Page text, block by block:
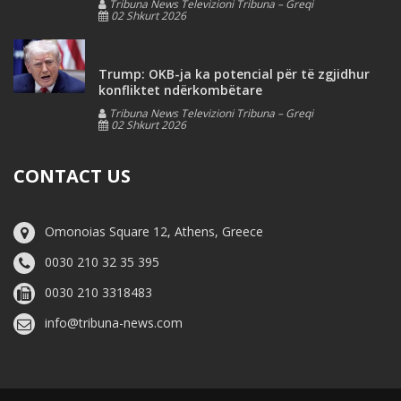
Tribuna News Televizioni Tribuna – Greqi
02 Shkurt 2026
Trump: OKB-ja ka potencial për të zgjidhur
konfliktet ndërkombëtare
Tribuna News Televizioni Tribuna – Greqi
02 Shkurt 2026
CONTACT US
Omonoias Square 12, Athens, Greece
0030 210 32 35 395
0030 210 3318483
info@tribuna-news.com